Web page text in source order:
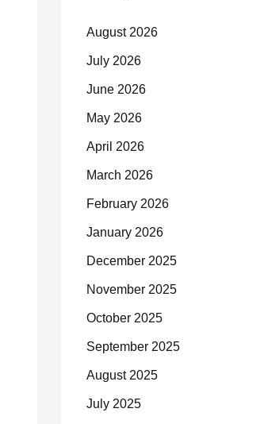
August 2026
July 2026
June 2026
May 2026
April 2026
March 2026
February 2026
January 2026
December 2025
November 2025
October 2025
September 2025
August 2025
July 2025